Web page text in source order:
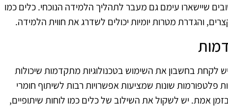
שיישארו עימם גם מעבר לתהליך הלמידה הנוכחי. כלים כמו
והגדרת מטרות יומיות יכולים לשדרג את חווית הלמידה.
לקחת בחשבון את השימוש בטכנולוגיות מתקדמות שיכולות
פלטפורמות שונות שמציעות אפשרויות רבות לשיתוף חומרי
בזמן אמת. יש לשקול את השילוב של כלים כמו לוחות שיתופיים,